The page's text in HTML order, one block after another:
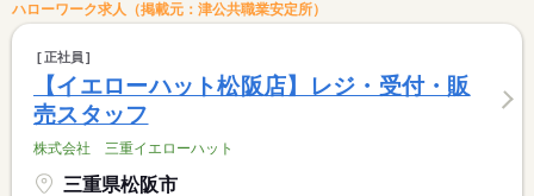
ハローワーク求人（掲載元：津公共職業安定所）
正社員
【イエローハット松阪店】レジ・受付・販
売スタッフ
株式会社 三重イエローハット
三重県松阪市